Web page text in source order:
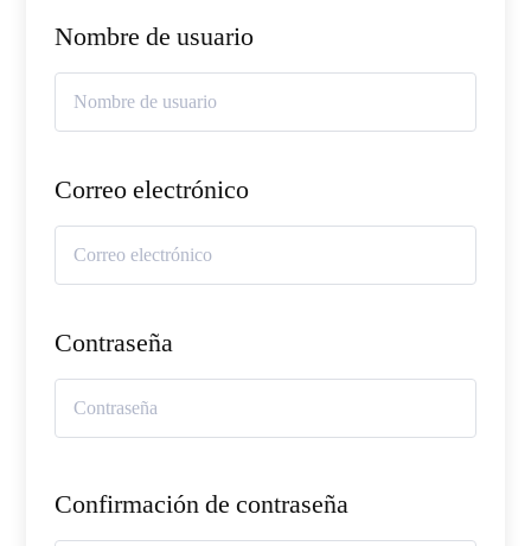
Nombre de usuario
Correo electrónico
Contraseña
Confirmación de contraseña